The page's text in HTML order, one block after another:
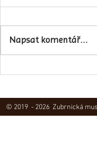
Napsat komentář...
© 2019 - 2026 Zubrnická